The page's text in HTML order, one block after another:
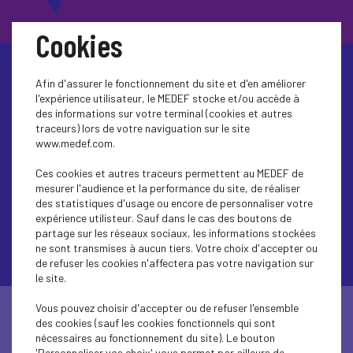
Agir ensemble
pour une croissance
responsable
Rejoignez le mouvement :
Cookies
Afin d'assurer le fonctionnement du site et d'en améliorer
l'expérience utilisateur, le MEDEF stocke et/ou accède à
des informations sur votre terminal (cookies et autres
traceurs) lors de votre naviguation sur le site
www.medef.com.
Ces cookies et autres traceurs permettent au MEDEF de
mesurer l'audience et la performance du site, de réaliser
des statistiques d'usage ou encore de personnaliser votre
expérience utilisteur. Sauf dans le cas des boutons de
partage sur les réseaux sociaux, les informations stockées
ne sont transmises à aucun tiers. Votre choix d'accepter ou
de refuser les cookies n'affectera pas votre navigation sur
le site.
Vous pouvez choisir d'accepter ou de refuser l'ensemble
des cookies (sauf les cookies fonctionnels qui sont
nécessaires au fonctionnement du site). Le bouton